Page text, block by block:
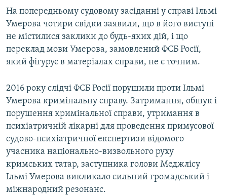
На попередньому судовому засіданні у справі Ільмі
Умерова чотири свідки заявили, що в його виступі
не містилися заклики до будь-яких дій, і що
переклад мови Умерова, замовлений ФСБ Росії,
який фігурує в матеріалах справи, не є точним.
2016 року слідчі ФСБ Росії порушили проти Ільмі
Умерова кримінальну справу. Затримання, обшук і
порушення кримінальної справи, утримання в
психіатричній лікарні для проведення примусової
судово-психіатричної експертизи відомого
учасника національно-визвольного руху
кримських татар, заступника голови Меджлісу
Ільмі Умерова викликало сильний громадський і
міжнародний резонанс.